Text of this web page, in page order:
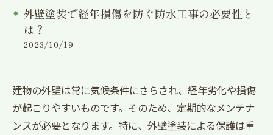
外壁塗装で経年損傷を防ぐ防水工事の必要性と
は？
2023/10/19
建物の外壁は常に気候条件にさらされ、経年劣化や損傷
が起こりやすいものです。そのため、定期的なメンテナ
ンスが必要となります。特に、外壁塗装による保護は重